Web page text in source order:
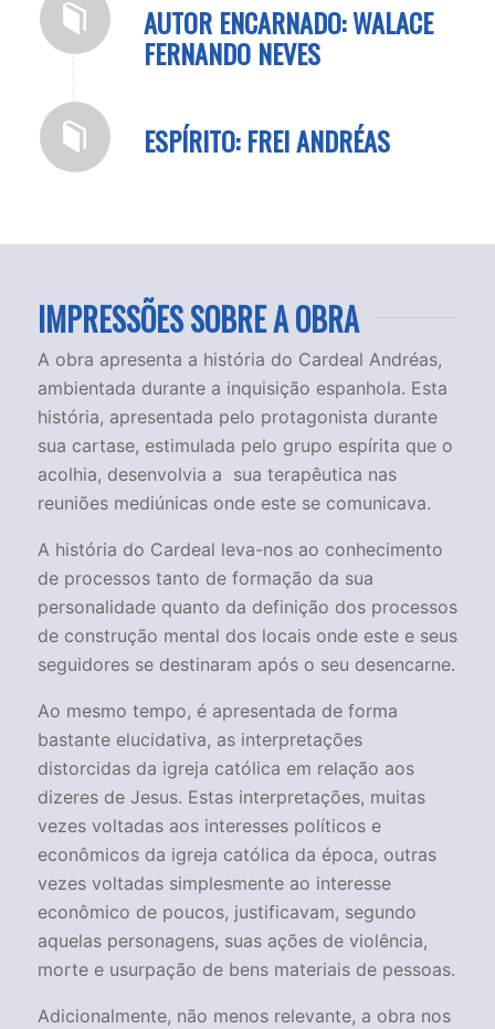
AUTOR ENCARNADO: WALACE
FERNANDO NEVES
ESPÍRITO: FREI ANDRÉAS
IMPRESSÕES SOBRE A OBRA
A obra apresenta a história do Cardeal Andréas,
ambientada durante a inquisição espanhola. Esta
história, apresentada pelo protagonista durante
sua cartase, estimulada pelo grupo espírita que o
acolhia, desenvolvia a sua terapêutica nas
reuniões mediúnicas onde este se comunicava.
A história do Cardeal leva-nos ao conhecimento
de processos tanto de formação da sua
personalidade quanto da definição dos processos
de construção mental dos locais onde este e seus
seguidores se destinaram após o seu desencarne.
Ao mesmo tempo, é apresentada de forma
bastante elucidativa, as interpretações
distorcidas da igreja católica em relação aos
dizeres de Jesus. Estas interpretações, muitas
vezes voltadas aos interesses políticos e
econômicos da igreja católica da época, outras
vezes voltadas simplesmente ao interesse
econômico de poucos, justificavam, segundo
aquelas personagens, suas ações de violência,
morte e usurpação de bens materiais de pessoas.
Adicionalmente, não menos relevante, a obra nos